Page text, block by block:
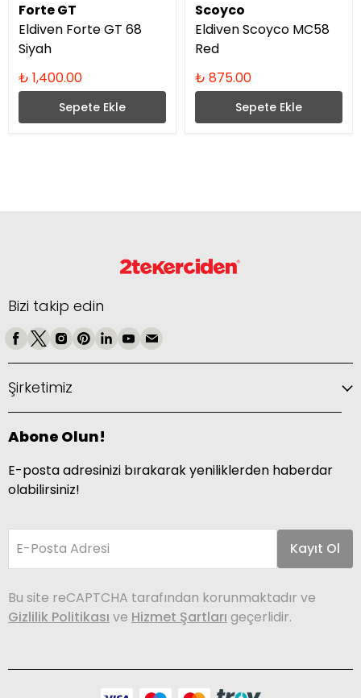
Forte GT
Eldiven Forte GT 68
Siyah
₺ 1,400.00
Sepete Ekle
Scoyco
Eldiven Scoyco MC58
Red
₺ 875.00
Sepete Ekle
Bizi takip edin
Şirketimiz
Abone Olun!
E-posta adresinizi bırakarak yeniliklerden haberdar
olabilirsiniz!
E-Posta Adresi Kayıt Ol
Bu site reCAPTCHA tarafından korunmaktadır ve
Gizlilik Politikası ve Hizmet Şartları geçerlidir.